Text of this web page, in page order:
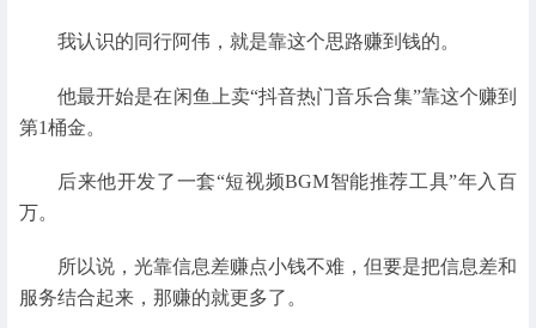
我认识的同行阿伟，就是靠这个思路赚到钱的。
他最开始是在闲鱼上卖“抖音热门音乐合集”靠这个赚到
第1桶金。
后来他开发了一套“短视频BGM智能推荐工具”年入百
万。
所以说，光靠信息差赚点小钱不难，但要是把信息差和
服务结合起来，那赚的就更多了。